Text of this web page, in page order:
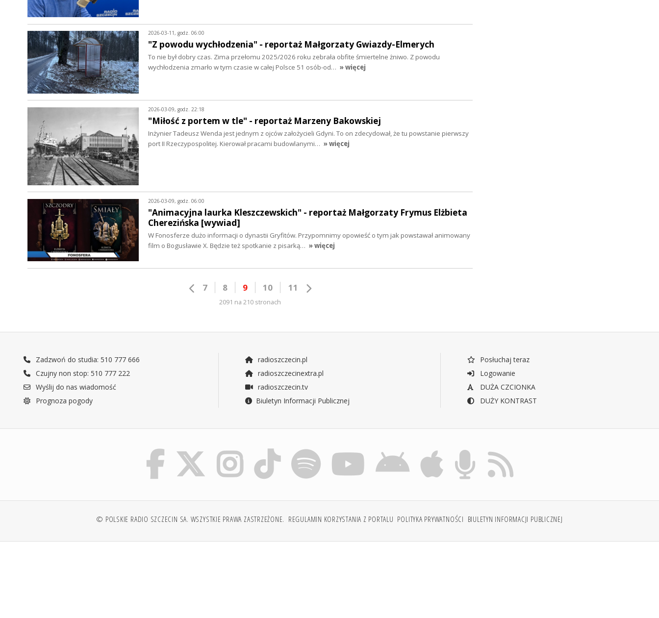
2026-03-11, godz. 06:00
"Z powodu wychłodzenia" - reportaż Małgorzaty Gwiazdy-Elmerych
To nie był dobry czas. Zima przełomu 2025/2026 roku zebrała obfite śmiertelne żniwo. Z powodu
wychłodzenia zmarło w tym czasie w całej Polsce 51 osób-od… » więcej
2026-03-09, godz. 22:18
"Miłość z portem w tle" - reportaż Marzeny Bakowskiej
Inżynier Tadeusz Wenda jest jednym z ojców założycieli Gdyni. To on zdecydował, że tu powstanie pierwszy
port II Rzeczypospolitej. Kierował pracami budowlanymi… » więcej
2026-03-09, godz. 06:00
"Animacyjna laurka Kleszczewskich" - reportaż Małgorzaty Frymus Elżbieta
Cherezińska [wywiad]
W Fonosferze dużo informacji o dynastii Gryfitów. Przypomnimy opowieść o tym jak powstawał animowany
film o Bogusławie X. Będzie też spotkanie z pisarką… » więcej
7 8 9 10 11
2091 na 210 stronach
Zadzwoń do studia: 510 777 666
Czujny non stop: 510 777 222
Wyślij do nas wiadomość
Prognoza pogody
radioszczecin.pl
radioszczecinextra.pl
radioszczecin.tv
Biuletyn Informacji Publicznej
Posłuchaj teraz
Logowanie
DUŻA CZCIONKA
DUŻY KONTRAST
© POLSKIE RADIO SZCZECIN SA. WSZYSTKIE PRAWA ZASTRZEŻONE. REGULAMIN KORZYSTANIA Z PORTALU POLITYKA PRYWATNOŚCI BIULETYN INFORMACJI PUBLICZNEJ